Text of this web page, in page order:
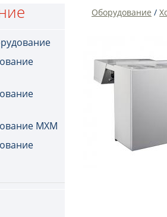
МХМ
Оборудование /